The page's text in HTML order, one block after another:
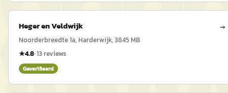
Heger en Veldwijk →
Noorderbreedte 1a, Harderwijk, 3845 MB
★4.8·13 reviews
Geverifieerd